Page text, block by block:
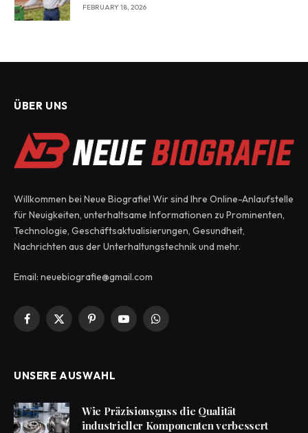
FEBRUARY 18, 2026
ÜBER UNS
Willkommen bei Neue Biografie! Wir sind Ihre Online-Anlaufstelle
für Neuigkeiten, unterhaltsame Informationen zu Prominenten,
Technologie, Geschäftsaktualisierungen, Gesundheit,
Nachrichten aus der Unterhaltungstechnik und mehr.
Email: neuebiografie@gmail.com
Facebook
X
PinterestYouTubeWhatsApp
UNSERE AUSWAHL
Wie Präzisionsguss die Qualität
industrieller Komponenten verbessert